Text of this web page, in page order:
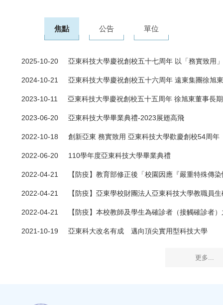
焦點 公告 單位
2025-10-20 亞東科技大學慶祝創校五十七周年 以「務實致用
2024-10-21 亞東科技大學慶祝創校五十六周年 遠東集團徐旭
2023-10-11 亞東科技大學慶祝創校五十五周年 徐旭東董事長
2023-06-20 亞東科技大學畢業典禮-2023展翅高飛
2022-10-18 創新亞東 務實致用 亞東科技大學歡慶創校54周年
2022-06-20 110學年度亞東科技大學畢業典禮
2022-04-21 【防疫】教育部修正後「校園因應『嚴重特殊傳
2022-04-21 【防疫】亞東學校財團法人亞東科技大學教職員
2022-04-21 【防疫】本校教師及學生為確診者（接觸確診者
2021-10-19 亞東科大改名有成 邁向頂尖實用型科技大學
更多...